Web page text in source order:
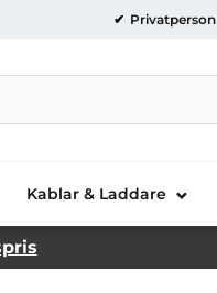
Privatperson
Kablar & Laddare